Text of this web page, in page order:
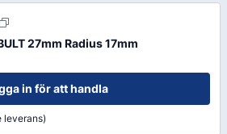
27mm Radius 17mm
in för att handla
leverans)